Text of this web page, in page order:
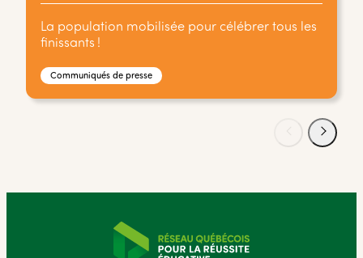
La population mobilisée pour célébrer tous les
finissants !
Communiqués de presse